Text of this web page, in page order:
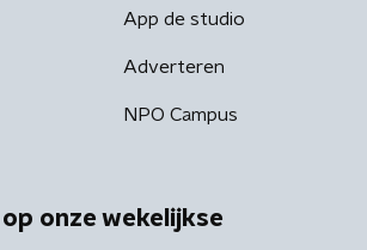
App de studio
Adverteren
NPO Campus
onze wekelijkse